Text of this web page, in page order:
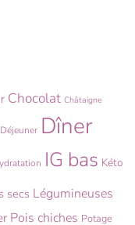
Chocolat Châtaigne
Déjeuner Dîner
IG bas Kéto
secs Légumineuses
Pois chiches Potage